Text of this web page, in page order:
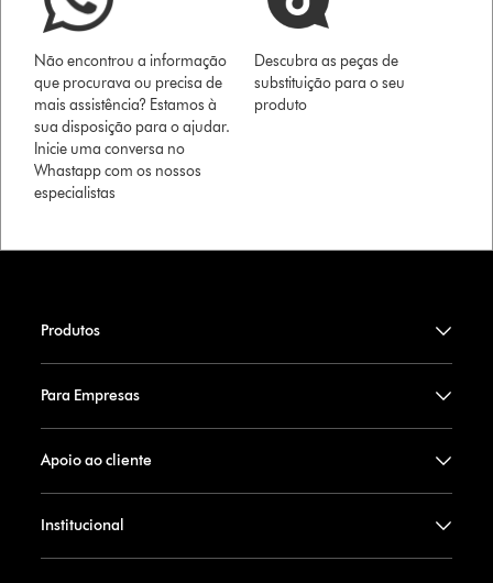
Não encontrou a informação
que procurava ou precisa de
mais assistência? Estamos à
sua disposição para o ajudar.
Inicie uma conversa no
Whastapp com os nossos
especialistas
Descubra as peças de
substituição para o seu
produto
Produtos
Para Empresas
Apoio ao cliente
Institucional